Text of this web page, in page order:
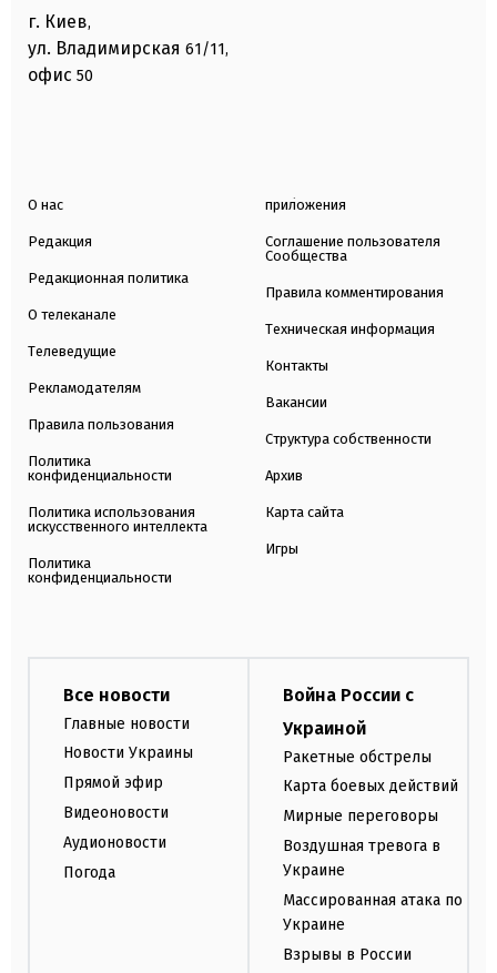
г. Киев,
ул. Владимирская 61/11,
офис 50
О нас
Редакция
Редакционная политика
О телеканале
Телеведущие
Рекламодателям
Правила пользования
Политика
конфиденциальности
Политика использования
искусственного интеллекта
Политика
конфиденциальности
приложения
Соглашение пользователя
Сообщества
Правила комментирования
Техническая информация
Контакты
Вакансии
Структура собственности
Архив
Карта сайта
Игры
Все новости
Главные новости
Новости Украины
Прямой эфир
Видеоновости
Аудионовости
Погода
Война России с
Украиной
Ракетные обстрелы
Карта боевых действий
Мирные переговоры
Воздушная тревога в
Украине
Массированная атака по
Украине
Взрывы в России